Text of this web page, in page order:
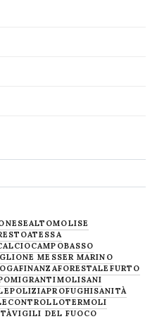
ALTOMOLISE
ATESSA
CAMPOBASSO
MESSER MARINO
FINANZAFORESTALE FURTO
MIGRANTIMOLISANI
POLIZIAPROFUGHISANITÀ
TERMOLI
VIGILI DEL FUOCO